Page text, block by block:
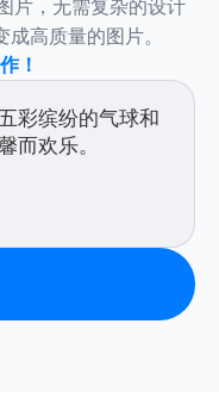
片，无需复杂的设计
高质量的图片。
！